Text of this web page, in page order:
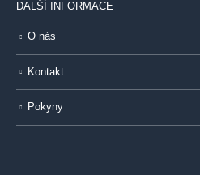
DALŠÍ INFORMACE
O nás
Kontakt
Pokyny